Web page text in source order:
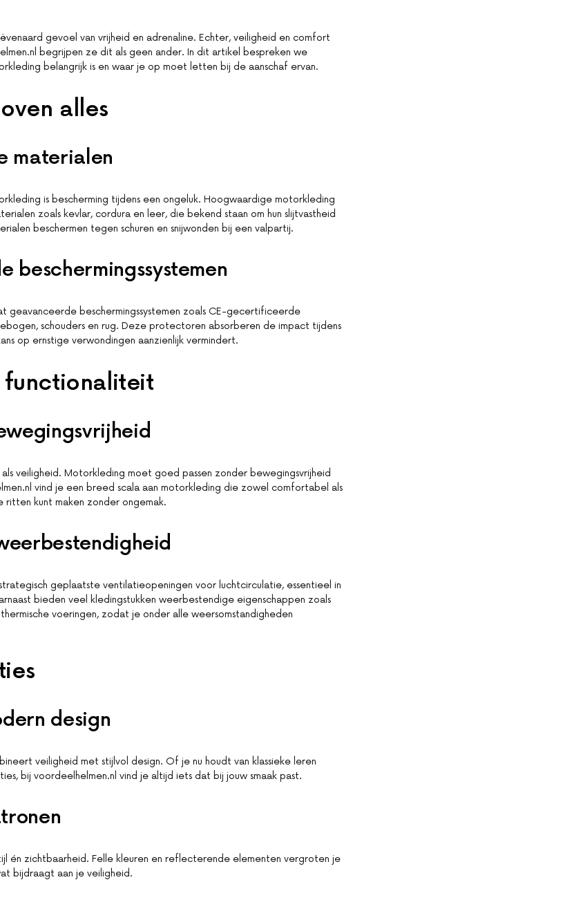
gevoel van vrijheid en adrenaline. Echter, veiligheid en comfort
begrijpen ze dit als geen ander. In dit artikel bespreken we
belangrijk is en waar je op moet letten bij de aanschaf ervan.
alles
materialen
is bescherming tijdens een ongeluk. Hoogwaardige motorkleding
zoals kevlar, cordura en leer, die bekend staan om hun slijtvastheid
beschermen tegen schuren en snijwonden bij een valpartij.
beschermingssystemen
geavanceerde beschermingssystemen zoals CE-gecertificeerde
schouders en rug. Deze protectoren absorberen de impact tijdens
op ernstige verwondingen aanzienlijk vermindert.
veiligheid. Motorkleding moet goed passen zonder bewegingsvrijheid
vind je een breed scala aan motorkleding die zowel comfortabel als
ritten kunt maken zonder ongemak.
geplaatste ventilatieopeningen voor luchtcirculatie, essentieel in
bieden veel kledingstukken weerbestendige eigenschappen zoals
voeringen, zodat je onder alle weersomstandigheden
design
veiligheid met stijlvol design. Of je nu houdt van klassieke leren
bij voordeelhelmen.nl vind je altijd iets dat bij jouw smaak past.
én zichtbaarheid. Felle kleuren en reflecterende elementen vergroten je
bijdraagt aan je veiligheid.